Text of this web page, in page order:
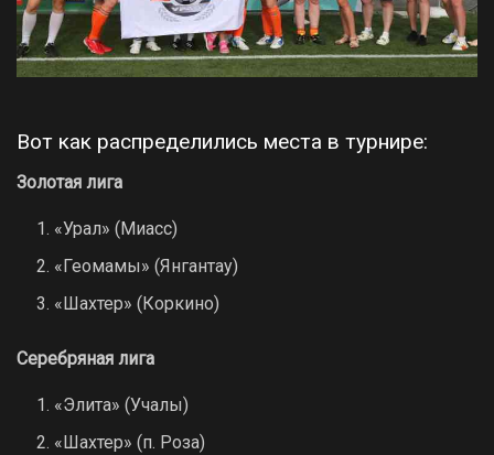
Вот как распределились места в турнире:
Золотая лига
«Урал» (Миасс)
«Геомамы» (Янгантау)
«Шахтер» (Коркино)
Серебряная лига
«Элита» (Учалы)
«Шахтер» (п. Роза)